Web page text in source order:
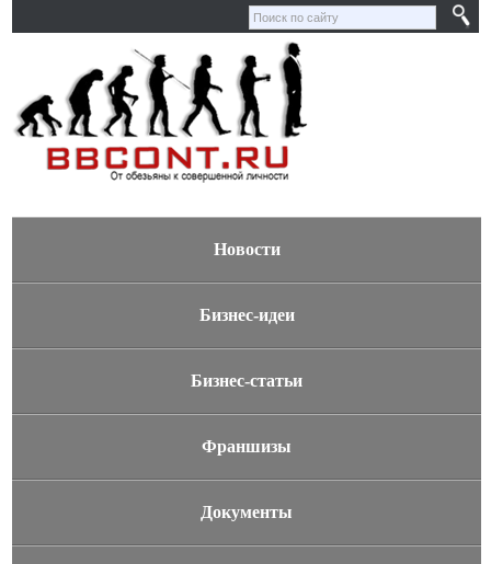
Новости
Бизнес-идеи
Бизнес-статьи
Франшизы
Документы